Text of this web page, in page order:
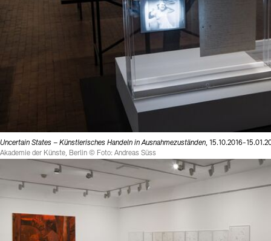
Uncertain States – Künstlerisches Handeln in Ausnahmezuständen, 15.10.2016-
Akademie der Künste, Berlin © Foto: Andreas Süss